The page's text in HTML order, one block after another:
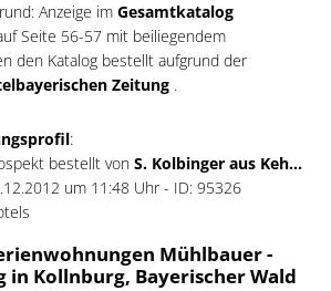
Anzeige im Gesamtkatalog
Seite 56-57 mit beiliegendem
den Katalog bestellt aufgrund der
Zeitung .
:
bestellt von S. Kolbinger aus Keh...
um 11:48 Uhr - ID: 95326
Mühlbauer -
in Kollnburg, Bayerischer Wald